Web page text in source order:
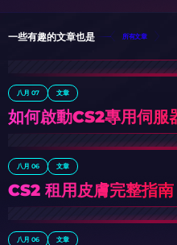
一些有趣的文章也是 所有文章
八月 07 文章
如何啟動CS2專用伺
八月 06 文章
CS2 租用皮膚完整指南
八月 06 文章